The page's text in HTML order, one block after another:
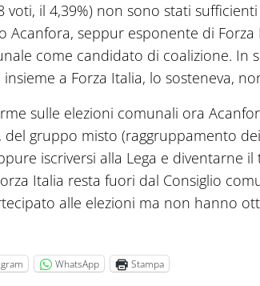
voti, il 4,39%) non sono stati
Acanfora, seppur esponente di Forza
come candidato di coalizione. In
insieme a Forza Italia, lo sosteneva,
sulle elezioni comunali ora
del gruppo misto (raggruppamento
iscriversi alla Lega e diventarne
Italia resta fuori dal Consiglio
alle elezioni ma non hanno
WhatsApp Stampa